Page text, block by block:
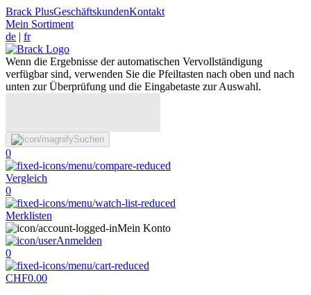
Brack PlusGeschäftskundenKontakt
Mein Sortiment
de | fr
Wenn die Ergebnisse der automatischen Vervollständigung
verfügbar sind, verwenden Sie die Pfeiltasten nach oben und nach
unten zur Überprüfung und die Eingabetaste zur Auswahl.
Suchen
0
Vergleich
0
Merklisten
Mein Konto
Anmelden
0
CHF0.00